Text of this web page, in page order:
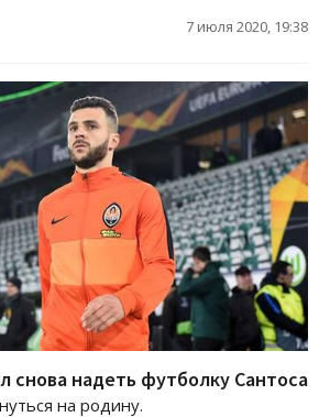
7 июля 2020, 19:38
снова надеть футболку Сантоса
на родину.